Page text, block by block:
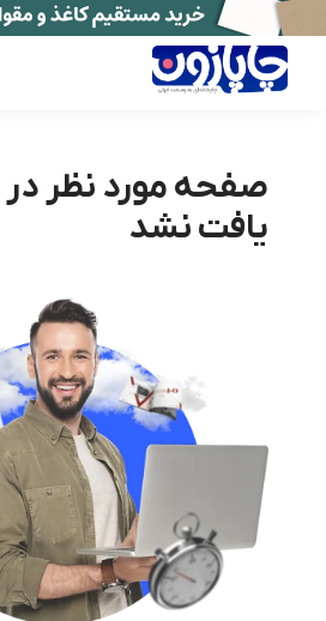
صفحه مورد نظر در
یافت نشد